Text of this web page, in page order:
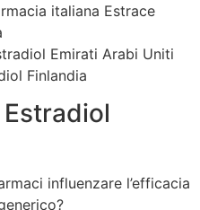
italiana Estrace
Emirati Arabi Uniti
Finlandia
influenzare l’efficacia